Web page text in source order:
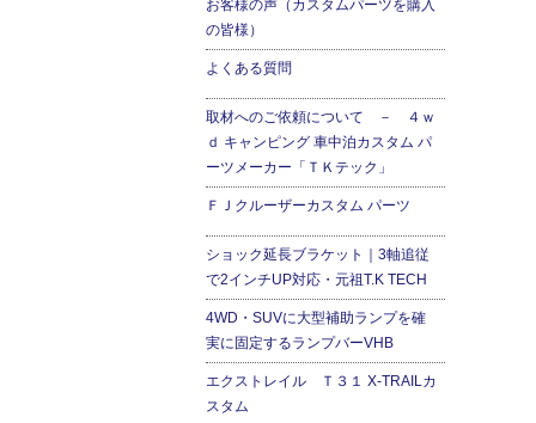
お客様の声（カスタムパーツを購入
の皆様）
よくある質問
取材へのご依頼について － ４ｗ
ｄ キャンピング 車中泊カスタム パ
ーツメーカー「ＴＫテック」
ＦＪクルーザーカスタム パーツ
ショック延長ブラケット｜3軸追従
で2インチUP対応・元祖T.K TECH
4WD・SUVに大型補助ランプを確
実に固定するランプバーVHB
エクストレイル Ｔ３１ X-TRAILカ
スタム